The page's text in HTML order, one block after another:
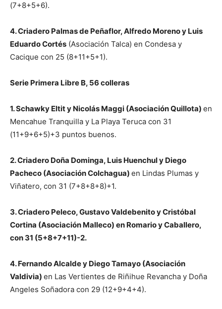
(7+8+5+6).
4. Criadero Palmas de Peñaflor, Alfredo Moreno y Luis
Eduardo Cortés (Asociación Talca) en Condesa y
Cacique con 25 (8+11+5+1).
Serie Primera Libre B, 56 colleras
1. Schawky Eltit y Nicolás Maggi (Asociación Quillota) en
Mencahue Tranquilla y La Playa Teruca con 31
(11+9+6+5)+3 puntos buenos.
2. Criadero Doña Dominga, Luis Huenchul y Diego
Pacheco (Asociación Colchagua) en Lindas Plumas y
Viñatero, con 31 (7+8+8+8)+1.
3. Criadero Peleco, Gustavo Valdebenito y Cristóbal
Cortina (Asociación Malleco) en Romario y Caballero,
con 31 (5+8+7+11)-2.
4. Fernando Alcalde y Diego Tamayo (Asociación
Valdivia) en Las Vertientes de Riñihue Revancha y Doña
Angeles Soñadora con 29 (12+9+4+4).